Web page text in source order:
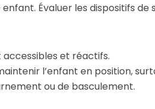
Évaluer les dispositifs
et réactifs.
l’enfant en position,
ou de basculement.